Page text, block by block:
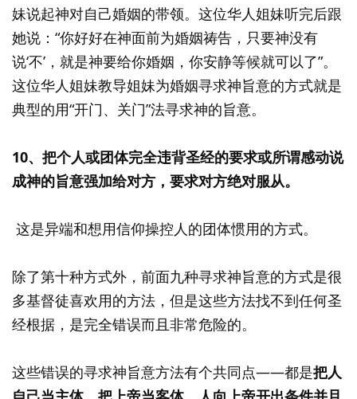
妹说起神对自己婚姻的带领。这位华人姐妹听完后跟
她说：“你好好在神面前为婚姻祷告，只要神没有
说‘不’，就是神要给你婚姻，你安静等候就可以了”。
这位华人姐妹教导姐妹为婚姻寻求神旨意的方式就是
典型的用“开门、关门”法寻求神的旨意。
10、把个人或团体完全违背圣经的要求或所谓感动说
成神的旨意强加给对方，要求对方绝对服从。
这是异端和想用信仰操控人的团体惯用的方式。
除了第十种方式外，前面九种寻求神旨意的方式是很
多基督徒喜欢用的方法，但是这些方法找不到任何圣
经根据，是完全错误而且非常危险的。
这些错误的寻求神旨意方法有个共同点——都是把人